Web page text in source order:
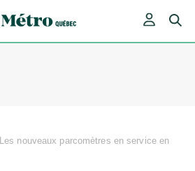
Les nouveaux parcomètres en service en